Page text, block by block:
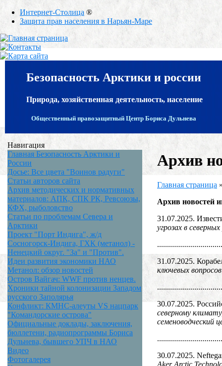
Интернет-Столица ®
Защита прав населения в Нарьян-Маре
Безопасность Арктики и россии
Природа, хозяйственная деятельность, население
Общественный правозащитный Центр Бориса Дульнева
Навигация
Главная Безопасность Арктики и
России
Досье: Все цвета "Воинов радуги"
Статьи авторов сайта
Архив методических и нормативных
материалов: АПК, СПК РК, Ревсоюзы,
КФХ, рыболовство
Статьи по проблемам Севера и
Арктики
Проект "Порт Индига", ж/д
Сосногорск-Индига, ГХК (метанол) -
Ненецкий округ. "За" и "Против".
Идеи развития экономики НАО
Метанол: обзор новостей
Остров Вайгач: WWF против ненцев.
Хроники тайной колонизации Западом
русского Заполярья
Конфликт: КМНС-алеуты VS нацпарк
"Командорские острова"
Официальные доклады, заключения,
бюллетени, радиопрограммы Бориса
Дульнева, бывшего УПЧ в НАО
Видео
Фотогалерея
Архив
Главная страница
Архив новостей
31.07.2025.
угрозах в
31.07.2025.
ключевых
30.07.2025.
северному
семеноводческий
30.07.2025.
Aker Arctic